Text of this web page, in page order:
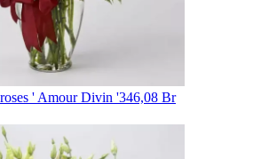
' Amour Divin '346,08 Br